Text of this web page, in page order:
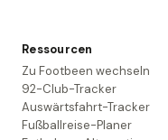
Ressourcen
Zu Footbeen wechseln
92-Club-Tracker
Auswärtsfahrt-Tracker
Fußballreise-Planer